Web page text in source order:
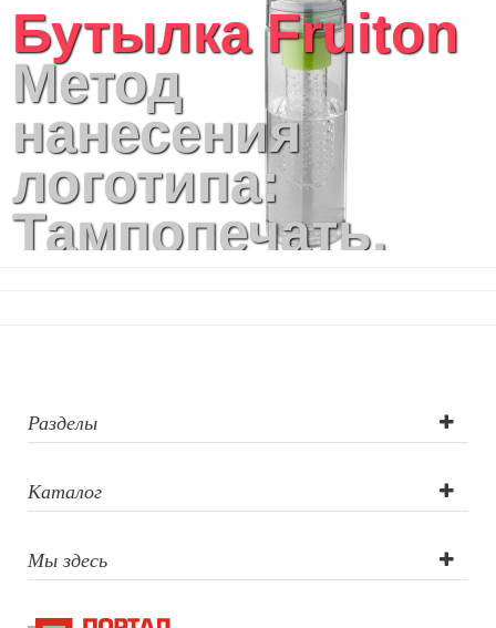
Бутылка Fruiton
Метод
нанесения
логотипа:
Тампопечать,
Разделы
Каталог
Мы здесь